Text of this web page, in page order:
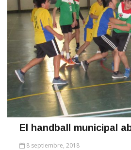
El handball municipal
8 septiembre, 2018